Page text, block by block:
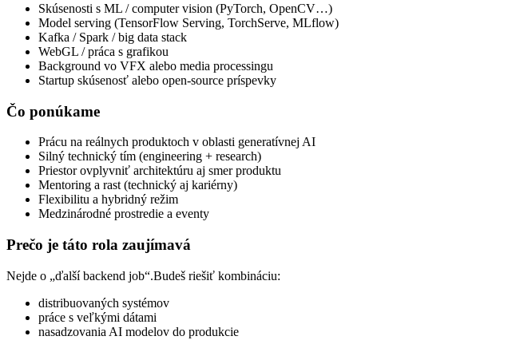
Skúsenosti s ML / computer vision (PyTorch, OpenCV…)
Model serving (TensorFlow Serving, TorchServe, MLflow)
Kafka / Spark / big data stack
WebGL / práca s grafikou
Background vo VFX alebo media processingu
Startup skúsenosť alebo open-source príspevky
Čo ponúkame
Prácu na reálnych produktoch v oblasti generatívnej AI
Silný technický tím (engineering + research)
Priestor ovplyvniť architektúru aj smer produktu
Mentoring a rast (technický aj kariérny)
Flexibilitu a hybridný režim
Medzinárodné prostredie a eventy
Prečo je táto rola zaujímavá
Nejde o „ďalší backend job“.Budeš riešiť kombináciu:
distribuovaných systémov
práce s veľkými dátami
nasadzovania AI modelov do produkcie